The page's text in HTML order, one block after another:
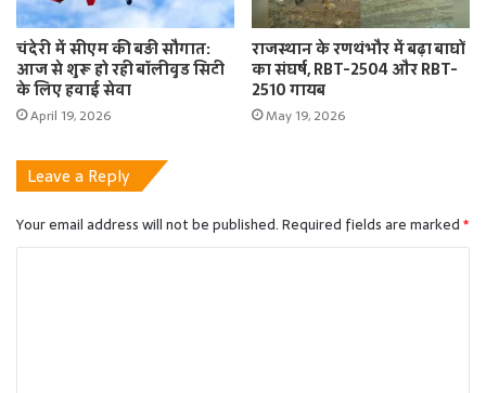
चंदेरी में सीएम की बड़ी सौगात:
आज से शुरू हो रही बॉलीवुड सिटी
के लिए हवाई सेवा
April 19, 2026
राजस्थान के रणथंभौर में बढ़ा बाघों
का संघर्ष, RBT-2504 और RBT-
2510 गायब
May 19, 2026
Leave a Reply
Your email address will not be published.Required fields are marked*